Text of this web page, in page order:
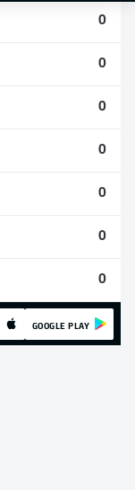
0
0
0
0
0
0
0
GOOGLE PLAY